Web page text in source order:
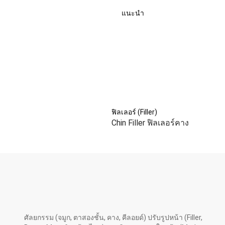
แนะนำ
ฟิลเลอร์ (Filler)
Chin Filler ฟิลเลอร์คาง
ศัลยกรรม (จมูก, ตาสองชั้น, คาง, คีลอยด์) ปรับรูปหน้า (Filler,